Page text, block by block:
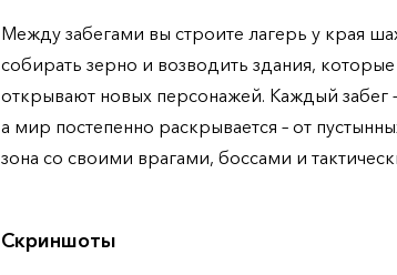
Между забегами вы строите лагерь у края
собирать зерно и возводить здания,
открывают новых персонажей. Каждый забег
а мир постепенно раскрывается – от
зона со своими врагами, боссами и
Скриншоты